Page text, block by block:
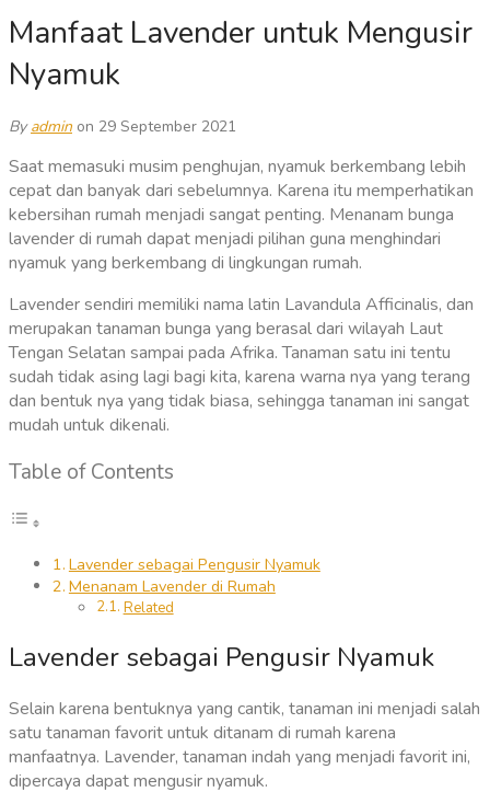
Manfaat Lavender untuk Mengusir
Nyamuk
Byadmin on 29 September 2021
Saat memasuki musim penghujan, nyamuk berkembang lebih
cepat dan banyak dari sebelumnya. Karena itu memperhatikan
kebersihan rumah menjadi sangat penting. Menanam bunga
lavender di rumah dapat menjadi pilihan guna menghindari
nyamuk yang berkembang di lingkungan rumah.
Lavender sendiri memiliki nama latin Lavandula Afficinalis, dan
merupakan tanaman bunga yang berasal dari wilayah Laut
Tengan Selatan sampai pada Afrika. Tanaman satu ini tentu
sudah tidak asing lagi bagi kita, karena warna nya yang terang
dan bentuk nya yang tidak biasa, sehingga tanaman ini sangat
mudah untuk dikenali.
Table of Contents
Lavender sebagai Pengusir Nyamuk
Menanam Lavender di Rumah
Related
Lavender sebagai Pengusir Nyamuk
Selain karena bentuknya yang cantik, tanaman ini menjadi salah
satu tanaman favorit untuk ditanam di rumah karena
manfaatnya. Lavender, tanaman indah yang menjadi favorit ini,
dipercaya dapat mengusir nyamuk.